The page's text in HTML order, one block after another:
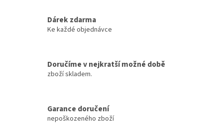
Dárek zdarma
Ke každé objednávce
Doručíme v nejkratší možné době
zboží skladem.
Garance doručení
nepoškozeného zboží